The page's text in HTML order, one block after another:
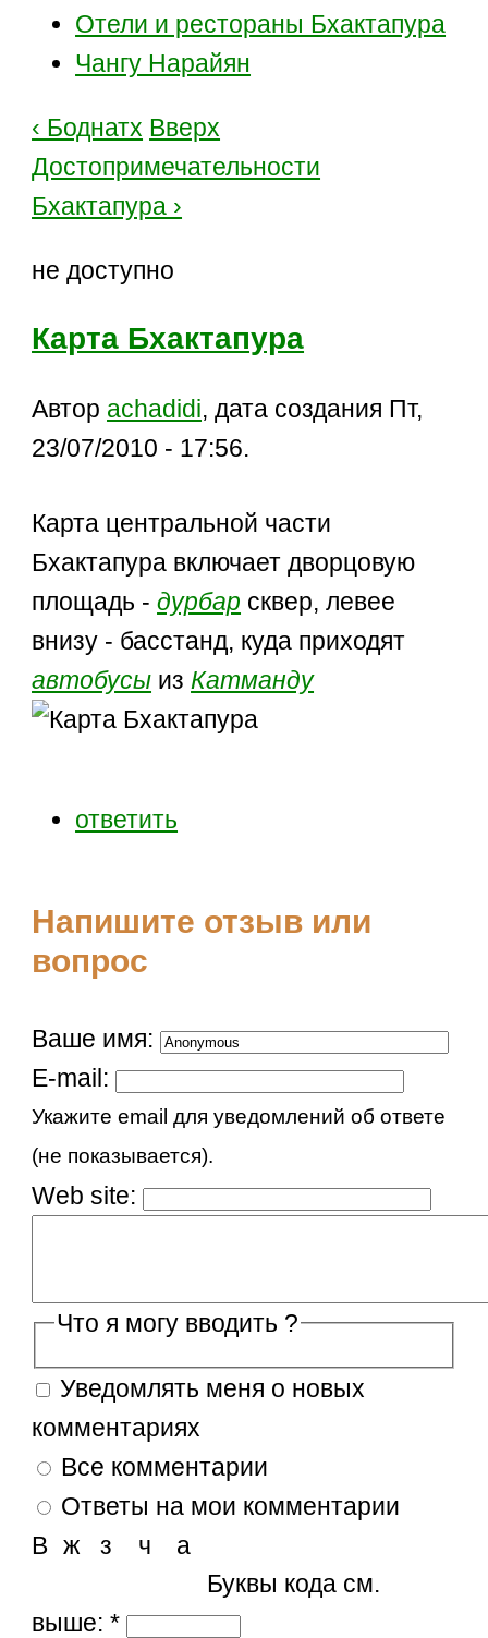
Отели и рестораны Бхактапура
Чангу Нарайян
‹ Боднатх Вверх
Достопримечательности
Бхактапура ›
не доступно
Карта Бхактапура
Автор achadidi, дата создания Пт,
23/07/2010 - 17:56.
Карта центральной части
Бхактапура включает дворцовую
площадь -дурбар сквер, левее
внизу - басстанд, куда приходят
автобусы из Катманду
ответить
Напишите отзыв или
вопрос
Ваше имя:
E-mail:
Укажите email для уведомлений об ответе
(не показывается).
Web site:
Что я могу вводить ?
Уведомлять меня о новых
комментариях
Все комментарии
Ответы на мои комментарии
В ж з а
ч
Буквы кода см.
выше:*